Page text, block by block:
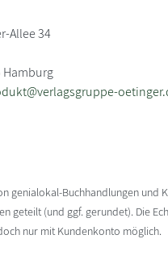
Allee 34
Hamburg
genialokal-Buchhandlungen und
geteilt (und ggf. gerundet). Die
nur mit Kundenkonto möglich.